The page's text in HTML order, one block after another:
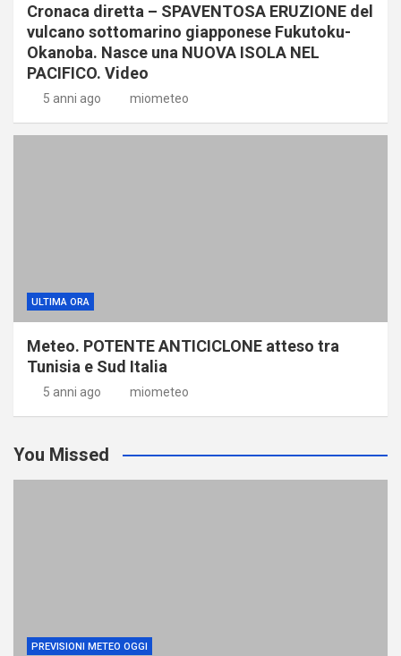
Cronaca diretta – SPAVENTOSA ERUZIONE del
vulcano sottomarino giapponese Fukutoku-
Okanoba. Nasce una NUOVA ISOLA NEL
PACIFICO. Video
5 anni ago miometeo
ULTIMA ORA
Meteo. POTENTE ANTICICLONE atteso tra
Tunisia e Sud Italia
5 anni ago miometeo
You Missed
PREVISIONI METEO OGGI